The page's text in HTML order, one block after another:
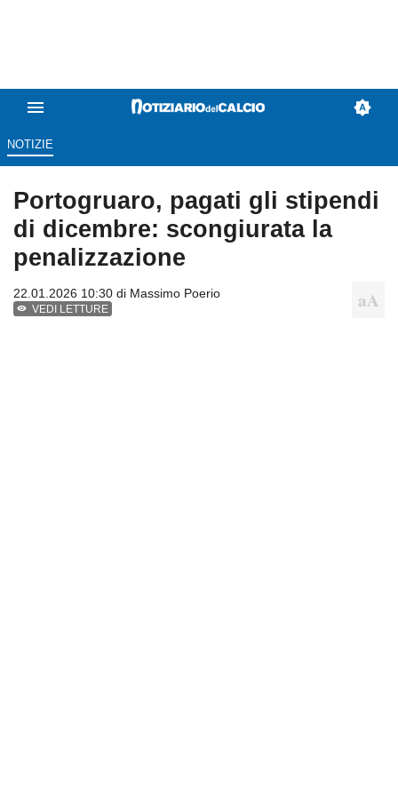
NOTIZIE
Portogruaro, pagati gli stipendi
di dicembre: scongiurata la
penalizzazione
22.01.2026 10:30 di Massimo Poerio
VEDI LETTURE